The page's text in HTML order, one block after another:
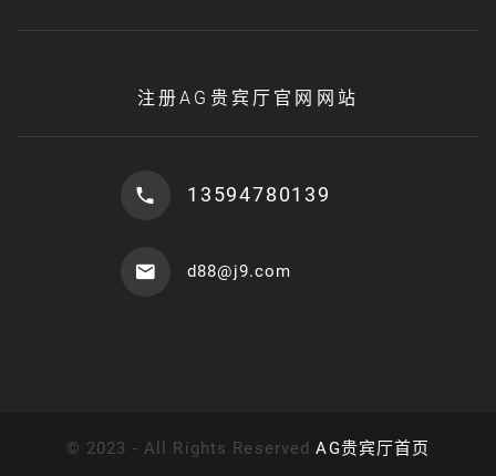
注册AG贵宾厅官网网站
13594780139
d88@j9.com
© 2023 - All Rights ReservedAG贵宾厅首页